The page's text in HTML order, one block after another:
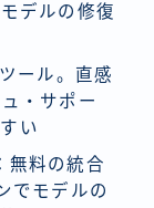
デルの修復
ール。直感
・サポー
い
無料の統合
でモデルの